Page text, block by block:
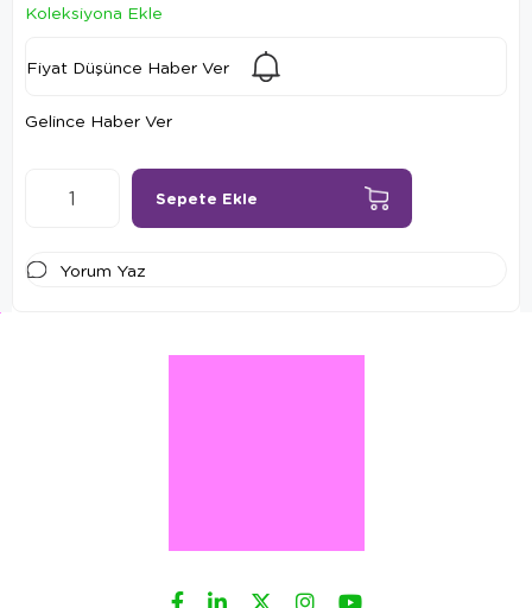
Koleksiyona Ekle
Fiyat Düşünce Haber Ver
Gelince Haber Ver
Yorum Yaz